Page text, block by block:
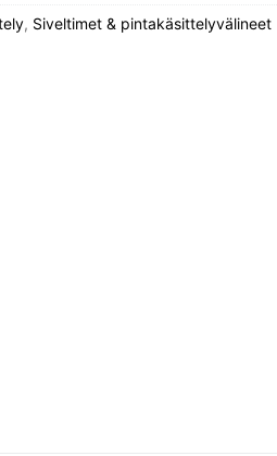
, Siveltimet & pintakäsittelyvälineet